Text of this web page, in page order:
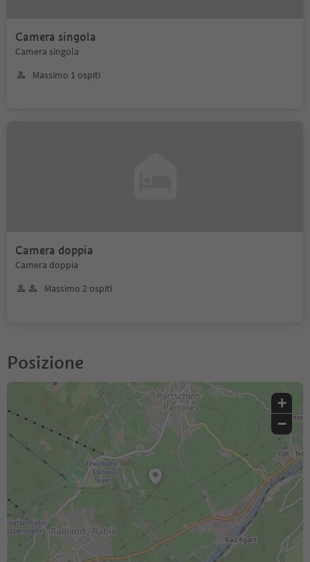
Camera singola
Camera singola
Massimo 1 ospiti
Camera doppia
Camera doppia
Massimo 2 ospiti
Posizione
+
−